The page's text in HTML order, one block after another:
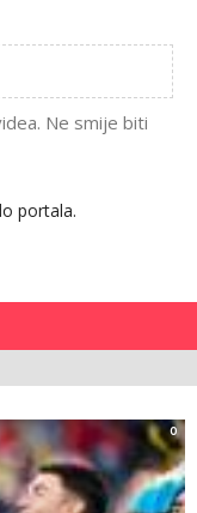
Ne smije biti
portala.
0